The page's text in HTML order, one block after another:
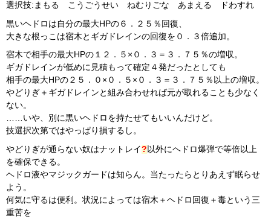
選択技:まもる こうごうせい ねむりごな あまえる ドわすれ
黒いヘドロは自分の最大HPの６．２５％回復、
大きな根っこは宿木とギガドレインの回復を０．３倍追加。
宿木で相手の最大HPの１２．５×０．３＝３．７５％の増収。
ギガドレインが低めに見積もって確定４発だったとしても
相手の最大HPの２５．０×０．５×０．３＝３．７５％以上の増収。
やどりぎ＋ギガドレインと組み合わせれば元が取れることも少なく
ない。
……いや、別に黒いヘドロを持たせてもいいんだけど。
技選択次第ではやっぱり損するし。
やどりぎが通らない奴はナットレイ? 以外にヘドロ爆弾で等倍以上
を確保できる。
ヘドロ液やマジックガードは知らん。当たったらとりあえず眠らせ
よう。
何気に守るは便利。状況によっては宿木＋ヘドロ回復＋毒という三
重苦を